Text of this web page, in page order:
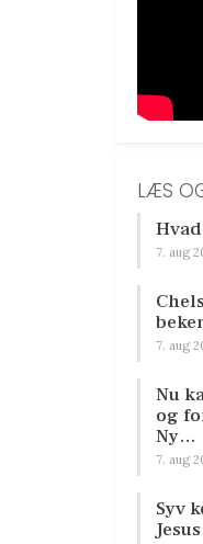
LÆS
7. aug
7. aug
Nu
og
Ny…
7. aug
Syv
Jesus